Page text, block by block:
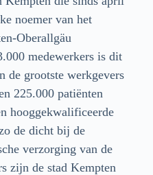
noemer van het
Oberallgäu
medewerkers is dit
de grootste werkgevers
225.000 patiënten
hooggekwalificeerde
de dicht bij de
verzorging van de
zijn de stad Kempten